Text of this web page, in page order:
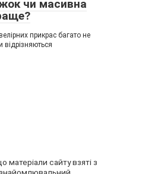
чи масивна
прикрас багато не
матеріали сайту взяті з